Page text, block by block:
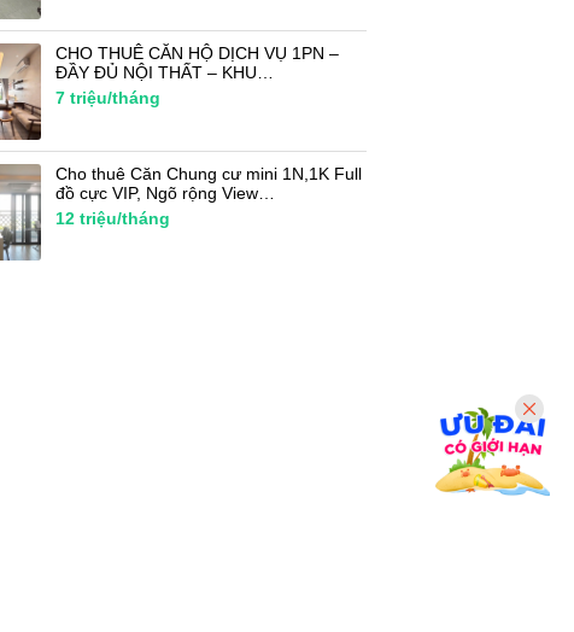
CHO THUÊ CĂN HỘ DỊCH VỤ 1PN –
ĐẦY ĐỦ NỘI THẤT – KHU…
7 triệu/tháng
Cho thuê Căn Chung cư mini 1N,1K Full
đồ cực VIP, Ngõ rộng View…
12 triệu/tháng